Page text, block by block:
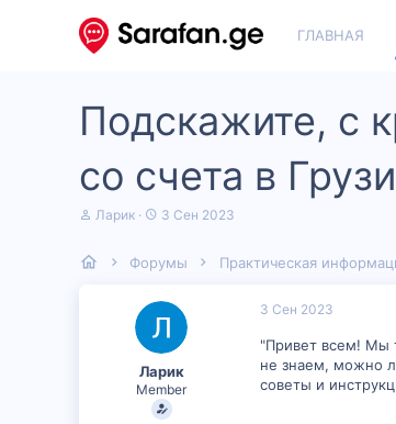
ГЛАВНАЯ
Подскажите, с
со счета в
А
о
Ларик
Д
а
а
ч
а
л
а
3 Сен 2023
Форумы Практическая
Ларик
Member
3 Сен 2023
"Привет всем! Мы
не знаем, можно
советы и